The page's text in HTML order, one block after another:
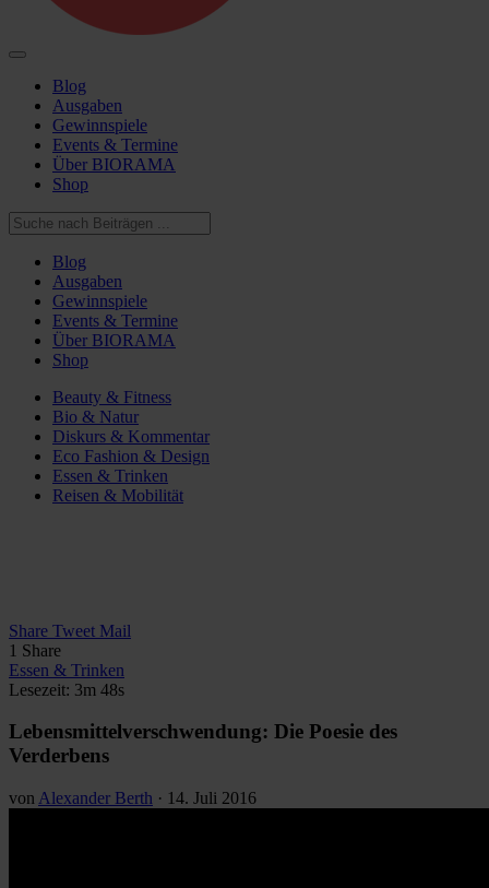
Blog
Ausgaben
Gewinnspiele
Events & Termine
Über BIORAMA
Shop
Blog
Ausgaben
Gewinnspiele
Events & Termine
Über BIORAMA
Shop
Beauty & Fitness
Bio & Natur
Diskurs & Kommentar
Eco Fashion & Design
Essen & Trinken
Reisen & Mobilität
Share Tweet Mail
1 Share
Essen & Trinken
Lesezeit: 3m 48s
Lebensmittelverschwendung: Die Poesie des
Verderbens
von Alexander Berth · 14. Juli 2016